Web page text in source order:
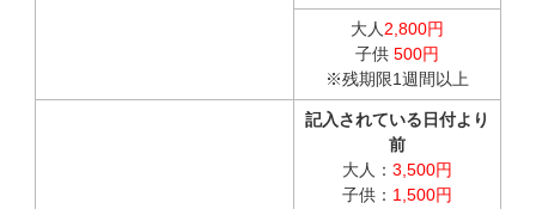
大人 2,800円
子供 500円
※残期限1週間以上
記入されている日付より
前
大人： 3,500円
子供： 1,500円